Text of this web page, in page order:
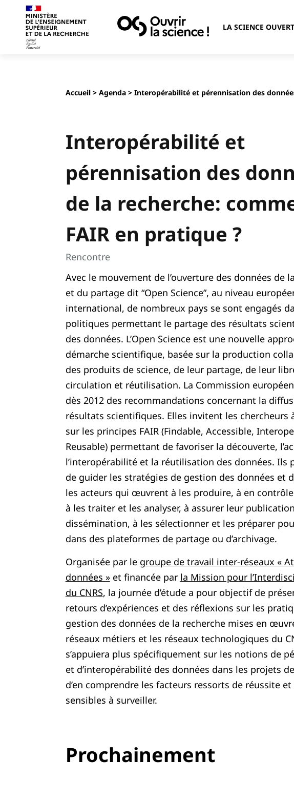
LA SCIENCE
Accueil> Agenda> Interopérabilité et pérennisation des
Interopérabilité et
pérennisation des
de la recherche:
FAIR en pratique ?
Rencontre
Avec le mouvement de l’ouverture des données de
et du partage dit “Open Science”, au niveau
international, de nombreux pays se sont engagés
politiques permettant le partage des résultats
des données. L’Open Science est une nouvelle
démarche scientifique, basée sur la production
des produits de science, de leur partage, de leur
circulation et réutilisation. La Commission
dès 2012 des recommandations concernant la
résultats scientifiques. Elles invitent les chercheurs
sur les principes FAIR (Findable, Accessible,
Reusable) permettant de favoriser la découverte,
l’interopérabilité et la réutilisation des données. Ils
de guider les stratégies de gestion des données et
les acteurs qui œuvrent à les produire, à en
à les traiter et les analyser, à assurer leur
dissémination, à les sélectionner et les préparer
dans des plateformes de partage ou d’archivage.
Organisée par le groupe de travail inter-réseaux «
données »et financée par la Mission pour
du CNRS, la journée d’étude a pour objectif de
retours d’expériences et des réflexions sur les
gestion des données de la recherche mises en
réseaux métiers et les réseaux technologiques du
s’appuiera plus spécifiquement sur les notions de
et d’interopérabilité des données dans les projets
d’en comprendre les facteurs ressorts de réussite
sensibles à surveiller.
Prochainement